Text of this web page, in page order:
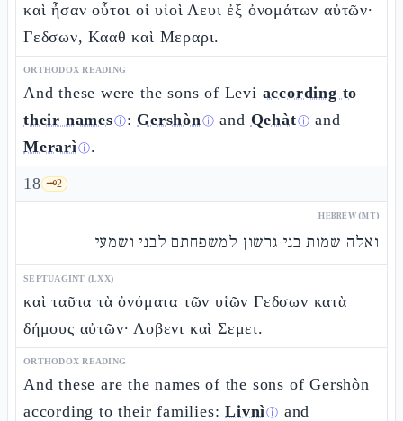
καὶ ἦσαν οὗτοι οἱ υἱοὶ Λευι ἐξ ὀνομάτων αὐτῶν·
Γεδσων, Κααθ καὶ Μεραρι.
ORTHODOX READING
And these were the sons of Levi according to
their namesⓘ: Gershònⓘ and Qehàtⓘ and
Merarìⓘ.
18 🗝️2
HEBREW (MT)
ואלה שמות בני גרשון למשפחתם לבני ושמעי
SEPTUAGINT (LXX)
καὶ ταῦτα τὰ ὀνόματα τῶν υἱῶν Γεδσων κατὰ
δήμους αὐτῶν· Λοβενι καὶ Σεμει.
ORTHODOX READING
And these are the names of the sons of Gershòn
according to their families:Livnìⓘ and